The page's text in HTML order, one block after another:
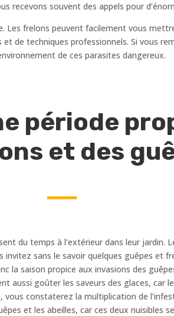
recevons souvent des appels pour
frelons peuvent facilement vous
de techniques professionnels. Si vous
de ces parasites dangereux.
période
et des
du temps à l’extérieur dans leur jardin.
sans le savoir quelques guêpes et
la saison propice aux invasions des
aussi goûter les saveurs des glaces, car
constaterez la multiplication de
et les abeilles, car ces deux nuisibles